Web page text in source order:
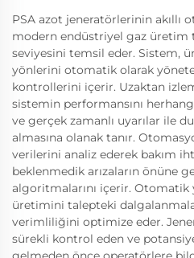
PSA azot jeneratörlerinin akıllı
modern endüstriyel gaz üretim
seviyesini temsil eder. Sistem,
yönlerini otomatik olarak
kontrollerini içerir. Uzaktan
sistemin performansını
ve gerçek zamanlı uyarılar ile
almasına olanak tanır.
verilerini analiz ederek bakım
beklenmedik arızaların önüne
algoritmalarını içerir.
üretimini talepteki
verimliliğini optimize eder.
sürekli kontrol eden ve